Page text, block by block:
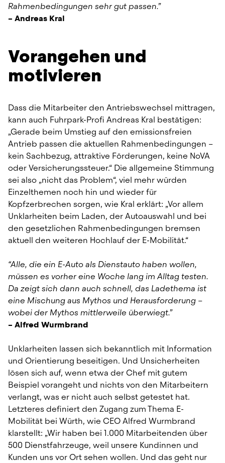
Rahmenbedingungen sehr gut passen.”
– Andreas Kral
Vorangehen und
motivieren
Dass die Mitarbeiter den Antriebswechsel mittragen,
kann auch Fuhrpark-Profi Andreas Kral bestätigen:
„Gerade beim Umstieg auf den emissionsfreien
Antrieb passen die aktuellen Rahmenbedingungen –
kein Sachbezug, attraktive Förderungen, keine NoVA
oder Versicherungssteuer.“ Die allgemeine Stimmung
sei also „nicht das Problem“, viel mehr würden
Einzelthemen noch hin und wieder für
Kopfzerbrechen sorgen, wie Kral erklärt: „Vor allem
Unklarheiten beim Laden, der Autoauswahl und bei
den gesetzlichen Rahmenbedingungen bremsen
aktuell den weiteren Hochlauf der E-Mobilität.“
“Alle, die ein E-Auto als Dienstauto haben wollen,
müssen es vorher eine Woche lang im Alltag testen.
Da zeigt sich dann auch schnell, das Ladethema ist
eine Mischung aus Mythos und Herausforderung –
wobei der Mythos mittlerweile überwiegt.”
– Alfred Wurmbrand
Unklarheiten lassen sich bekanntlich mit Information
und Orientierung beseitigen. Und Unsicherheiten
lösen sich auf, wenn etwa der Chef mit gutem
Beispiel vorangeht und nichts von den Mitarbeitern
verlangt, was er nicht auch selbst getestet hat.
Letzteres definiert den Zugang zum Thema E-
Mobilität bei Würth, wie CEO Alfred Wurmbrand
klarstellt: „Wir haben bei 1.000 Mitarbeitenden über
500 Dienstfahrzeuge, weil unsere Kundinnen und
Kunden uns vor Ort sehen wollen. Und das geht nur